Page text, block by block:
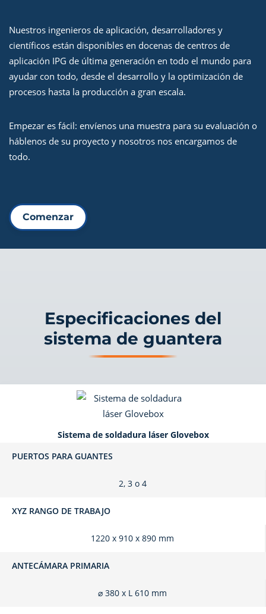
Nuestros ingenieros de aplicación, desarrolladores y
científicos están disponibles en docenas de centros de
aplicación IPG de última generación en todo el mundo para
ayudar con todo, desde el desarrollo y la optimización de
procesos hasta la producción a gran escala.
Empezar es fácil: envíenos una muestra para su evaluación o
háblenos de su proyecto y nosotros nos encargamos de
todo.
Comenzar
Especificaciones del
sistema de guantera
Sistema de soldadura láser Glovebox
PUERTOS PARA GUANTES
2, 3 o 4
XYZ RANGO DE TRABAJO
1220 x 910 x 890 mm
ANTECÁMARA PRIMARIA
⌀ 380 x L 610 mm